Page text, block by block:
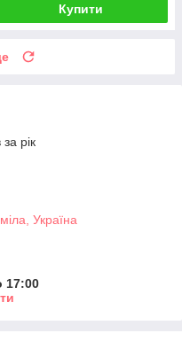
Купити
рік
Україна
17:00